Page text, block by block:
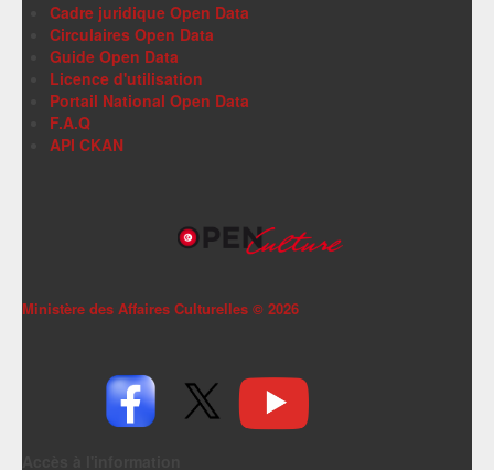
Cadre juridique Open Data
Circulaires Open Data
Guide Open Data
Licence d'utilisation
Portail National Open Data
F.A.Q
API CKAN
Ministère des Affaires Culturelles © 2026